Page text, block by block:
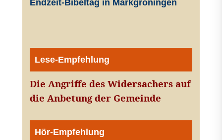
Endzeit-Bibeltag in Markgröningen
Lese-Empfehlung
Die Angriffe des Widersachers auf
die Anbetung der Gemeinde
Hör-Empfehlung